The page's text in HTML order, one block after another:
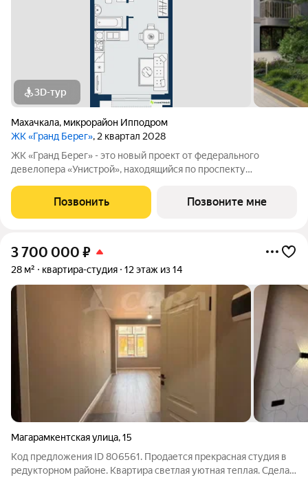
3D-тур
Махачкала, микрорайон Ипподром
ЖК «Гранд Берег», 2 квартал 2028
ЖК «Гранд Берег» - это новый проект от федерального
девелопера «Унистрой», находящийся по проспекту
локация, где все необходимое рядом - 5 минут ходьбы до 3
остановок общественного транспорта. Легко
Позвонить Позвоните мне
3 700 000 ₽
28 м² квартира-студия 12 этаж из 14
Магарамкентская улица,15
Код предложения ID 806561. Продается прекрасная студия в
редукторном районе. Квартира светлая уютная теплая. Сделан